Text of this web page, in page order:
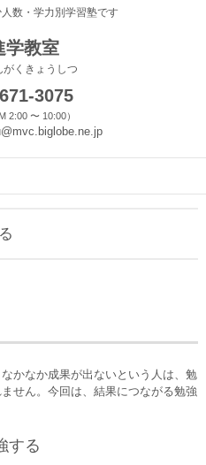
数・学力別学習塾です
学教室
がくきょうしつ
3075
2:00 〜 10:00）
かなか成果が出ないという人は、勉
せん。今回は、結果につながる勉強
する